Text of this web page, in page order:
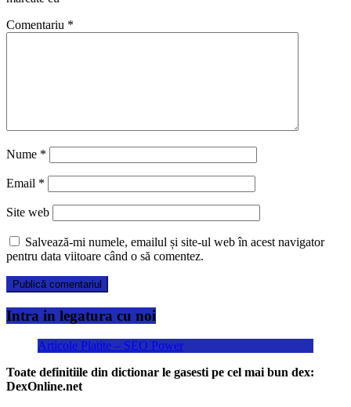
Comentariu *
Nume *
Email *
Site web
Salvează-mi numele, emailul și site-ul web în acest navigator
pentru data viitoare când o să comentez.
Intra in legatura cu noi
Articole Platite – SEO Power
Toate definitiile din dictionar le gasesti pe cel mai bun dex:
DexOnline.net